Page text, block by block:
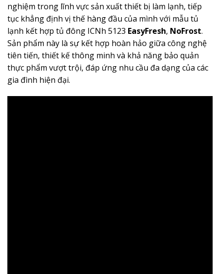
nghiệm trong lĩnh vực sản xuất thiết bị làm lạnh, tiếp
tục khẳng định vị thế hàng đầu của mình với mẫu tủ
lạnh kết hợp tủ đông ICNh 5123 EasyFresh, NoFrost.
Sản phẩm này là sự kết hợp hoàn hảo giữa công nghệ
tiên tiến, thiết kế thông minh và khả năng bảo quản
thực phẩm vượt trội, đáp ứng nhu cầu đa dạng của các
gia đình hiện đại.